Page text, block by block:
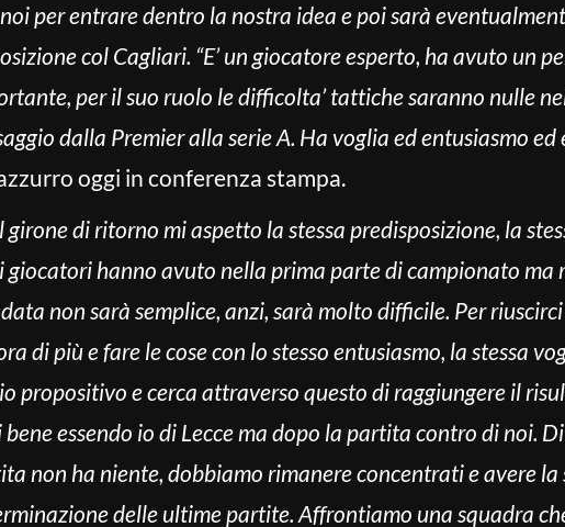
per entrare dentro la nostra idea e poi sarà
col Cagliari. “E’ un giocatore esperto, ha avuto un
per il suo ruolo le difficolta’ tattiche saranno nulle
dalla Premier alla serie A. Ha voglia ed entusiasmo ed
oggi in conferenza stampa.
girone di ritorno mi aspetto la stessa predisposizione, la
giocatori hanno avuto nella prima parte di campionato ma
non sarà semplice, anzi, sarà molto difficile. Per
di più e fare le cose con lo stesso entusiasmo, la stessa
propositivo e cerca attraverso questo di raggiungere il
bene essendo io di Lecce ma dopo la partita contro di noi.
non ha niente, dobbiamo rimanere concentrati e avere la
delle ultime partite. Affrontiamo una squadra